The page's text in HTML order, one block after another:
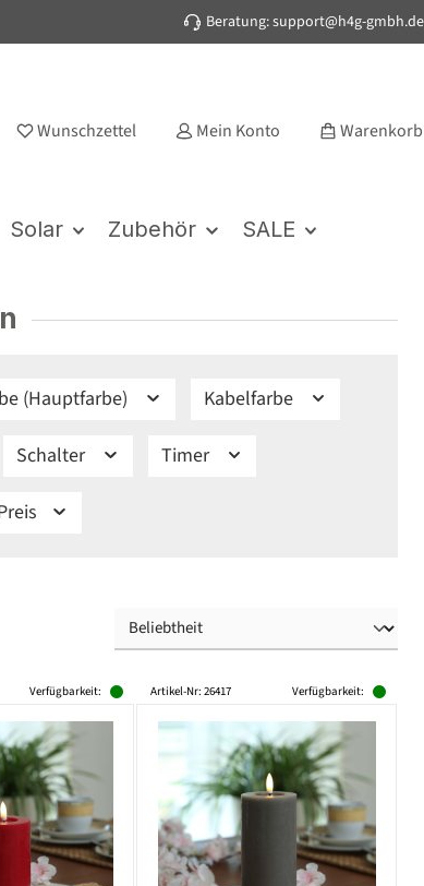
Beratung: support@h4g-gmbh.de
Wunschzettel Mein Konto Warenkorb
Solar Zubehör SALE
(Hauptfarbe) Kabelfarbe
Schalter Timer
Verfügbarkeit: Artikel-Nr: 26417 Verfügbarkeit: